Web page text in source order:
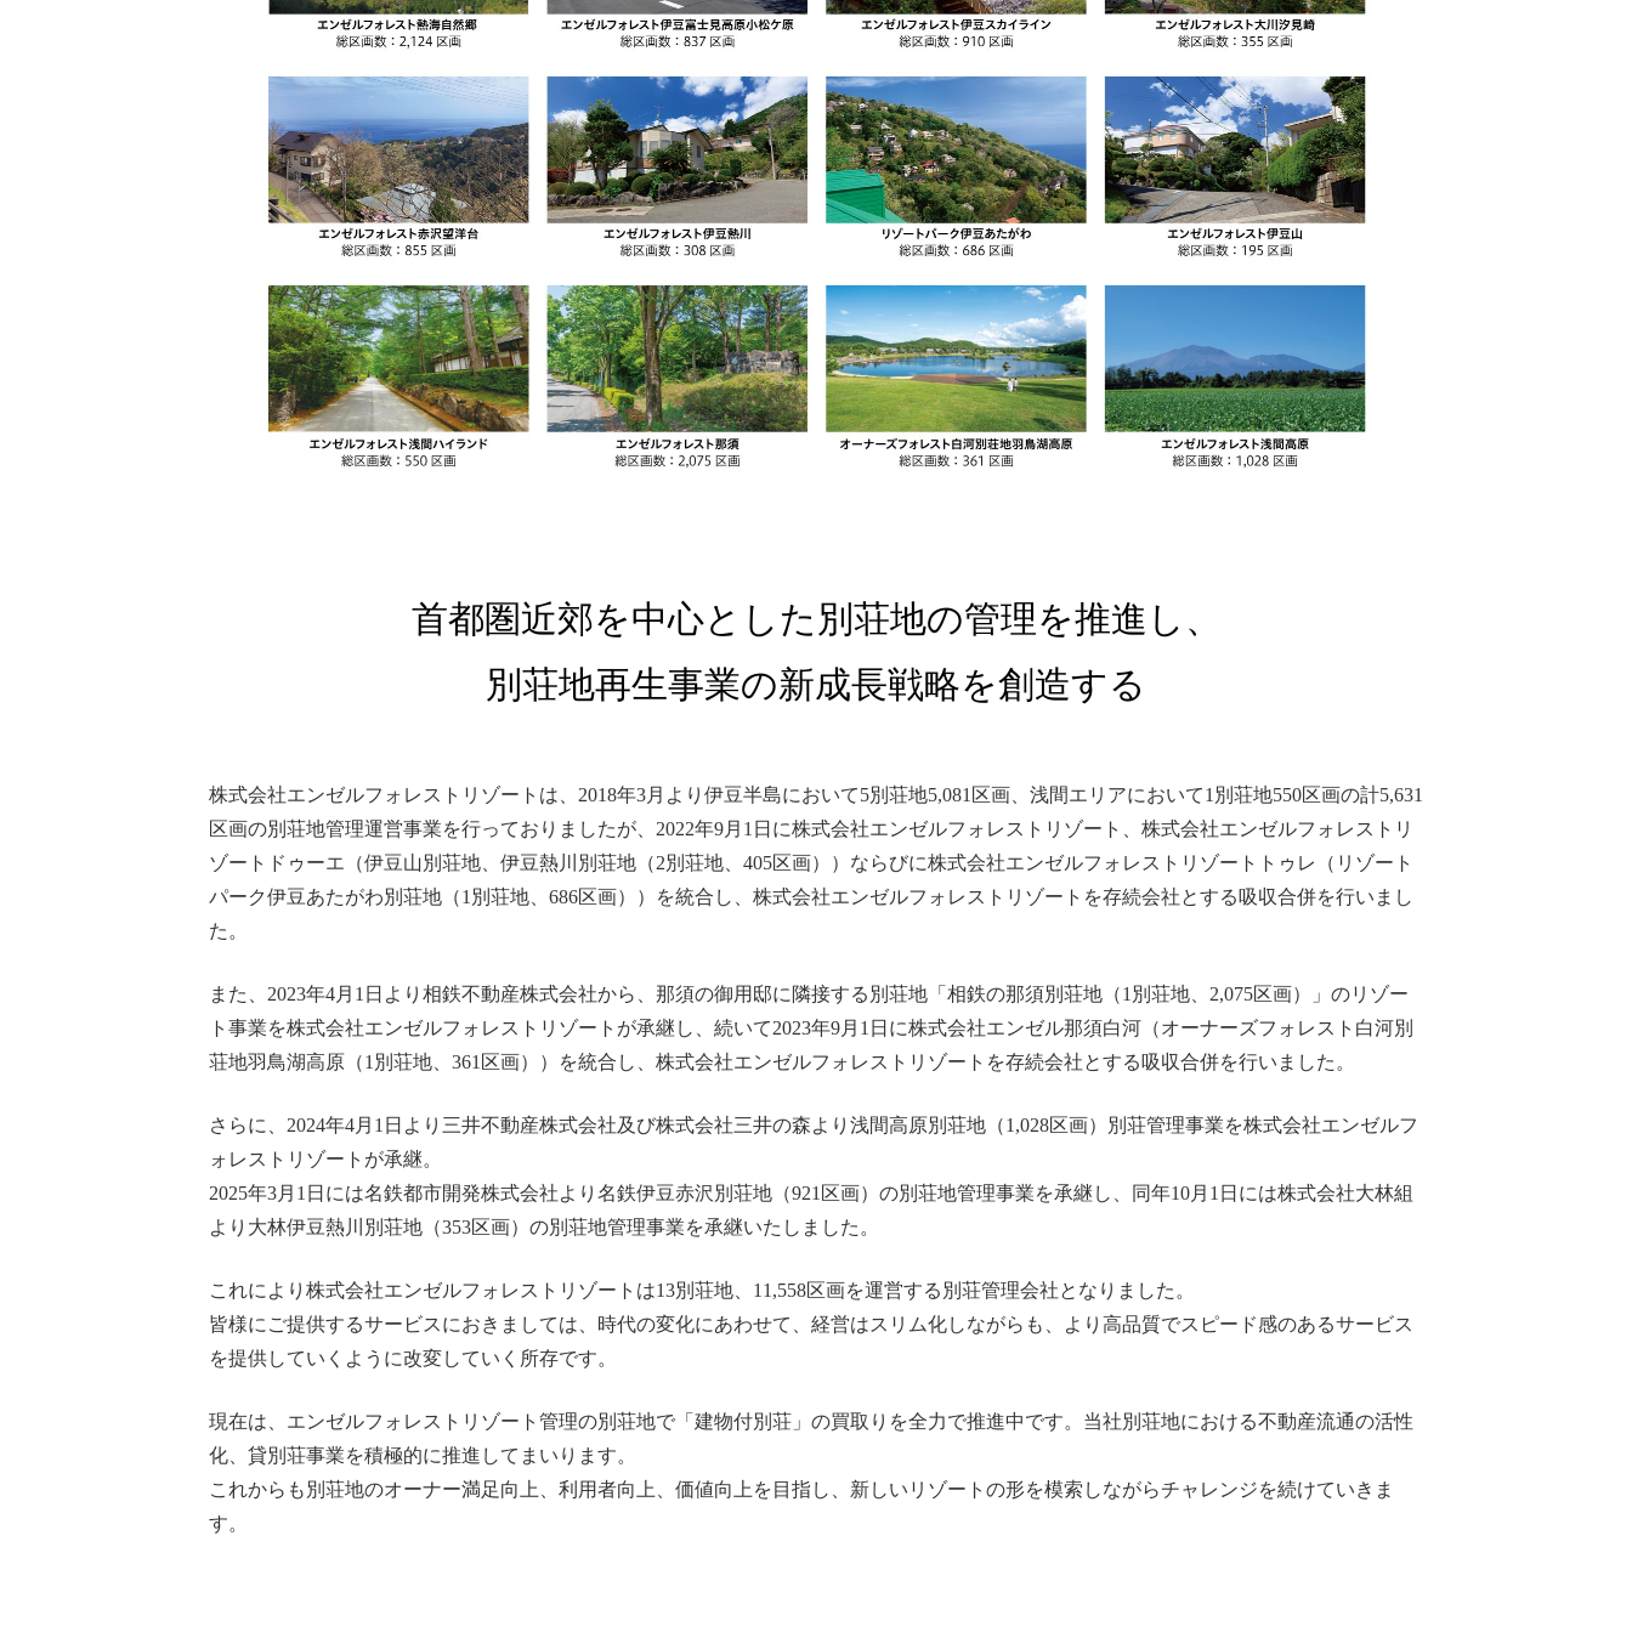
首都圏近郊を中心とした別荘地の管理を推進し、
別荘地再生事業の新成長戦略を創造する
株式会社エンゼルフォレストリゾートは、2018年3月より伊豆半島において5別荘地5,081区画、浅間エリアにおいて1別荘地550区画の計5,631
区画の別荘地管理運営事業を行っておりましたが、2022年9月1日に株式会社エンゼルフォレストリゾート、株式会社エンゼルフォレストリ
ゾートドゥーエ（伊豆山別荘地、伊豆熱川別荘地（2別荘地、405区画））ならびに株式会社エンゼルフォレストリゾートトゥレ（リゾート
パーク伊豆あたがわ別荘地（1別荘地、686区画））を統合し、株式会社エンゼルフォレストリゾートを存続会社とする吸収合併を行いまし
た。
また、2023年4月1日より相鉄不動産株式会社から、那須の御用邸に隣接する別荘地「相鉄の那須別荘地（1別荘地、2,075区画）」のリゾー
ト事業を株式会社エンゼルフォレストリゾートが承継し、続いて2023年9月1日に株式会社エンゼル那須白河（オーナーズフォレスト白河別
荘地羽鳥湖高原（1別荘地、361区画））を統合し、株式会社エンゼルフォレストリゾートを存続会社とする吸収合併を行いました。
さらに、2024年4月1日より三井不動産株式会社及び株式会社三井の森より浅間高原別荘地（1,028区画）別荘管理事業を株式会社エンゼルフ
ォレストリゾートが承継。
2025年3月1日には名鉄都市開発株式会社より名鉄伊豆赤沢別荘地（921区画）の別荘地管理事業を承継し、同年10月1日には株式会社大林組
より大林伊豆熱川別荘地（353区画）の別荘地管理事業を承継いたしました。
これにより株式会社エンゼルフォレストリゾートは13別荘地、11,558区画を運営する別荘管理会社となりました。
皆様にご提供するサービスにおきましては、時代の変化にあわせて、経営はスリム化しながらも、より高品質でスピード感のあるサービス
を提供していくように改変していく所存です。
現在は、エンゼルフォレストリゾート管理の別荘地で「建物付別荘」の買取りを全力で推進中です。当社別荘地における不動産流通の活性
化、貸別荘事業を積極的に推進してまいります。
これからも別荘地のオーナー満足向上、利用者向上、価値向上を目指し、新しいリゾートの形を模索しながらチャレンジを続けていきま
す。